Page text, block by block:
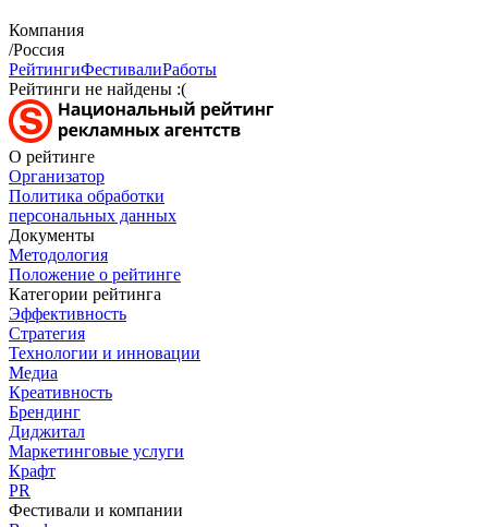
Компания
/Россия
РейтингиФестивалиРаботы
Рейтинги не найдены :(
О рейтинге
Организатор
Политика обработки
персональных данных
Документы
Методология
Положение о рейтинге
Категории рейтинга
Эффективность
Стратегия
Технологии и инновации
Медиа
Креативность
Брендинг
Диджитал
Маркетинговые услуги
Крафт
PR
Фестивали и компании